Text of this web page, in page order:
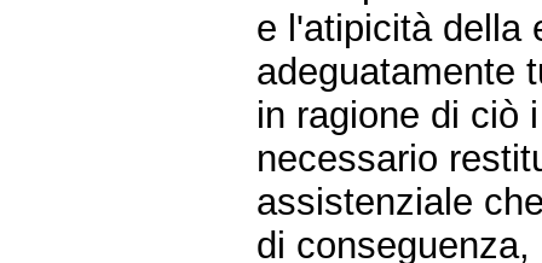
e l'atipicità della
adeguatamente
in ragione di ciò
necessario
assistenziale
di